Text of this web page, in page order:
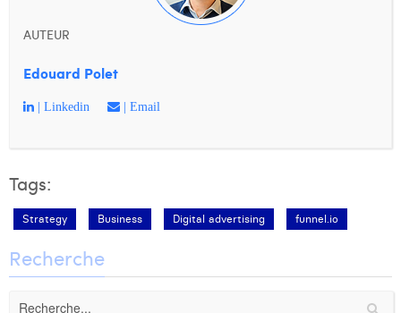
AUTEUR
Edouard Polet
| Linkedin | Email
Tags:
Strategy Business Digital advertising funnel.io
Recherche